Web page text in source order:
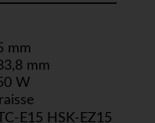
mm
mm
W
E15 HSK-EZ15